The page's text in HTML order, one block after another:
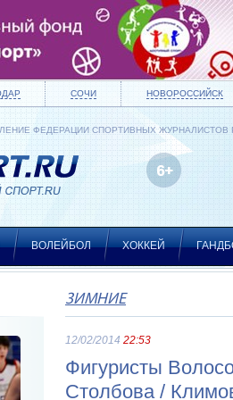
СОЧИ НОВОРОССИЙСК
ФЕДЕРАЦИИ СПОРТИВНЫХ ЖУРНАЛИСТОВ
ВОЛЕЙБОЛ ХОККЕЙ
ЗИМНИЕ
12/02/2014 22:53
Фигуристы
Столбова /